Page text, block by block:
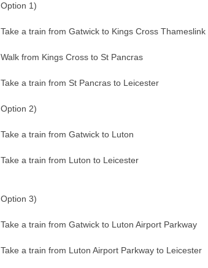
Option 1)
Take a train from Gatwick to Kings Cross Thameslink
Walk from Kings Cross to St Pancras
Take a train from St Pancras to Leicester
Option 2)
Take a train from Gatwick to Luton
Take a train from Luton to Leicester
Option 3)
Take a train from Gatwick to Luton Airport Parkway
Take a train from Luton Airport Parkway to Leicester